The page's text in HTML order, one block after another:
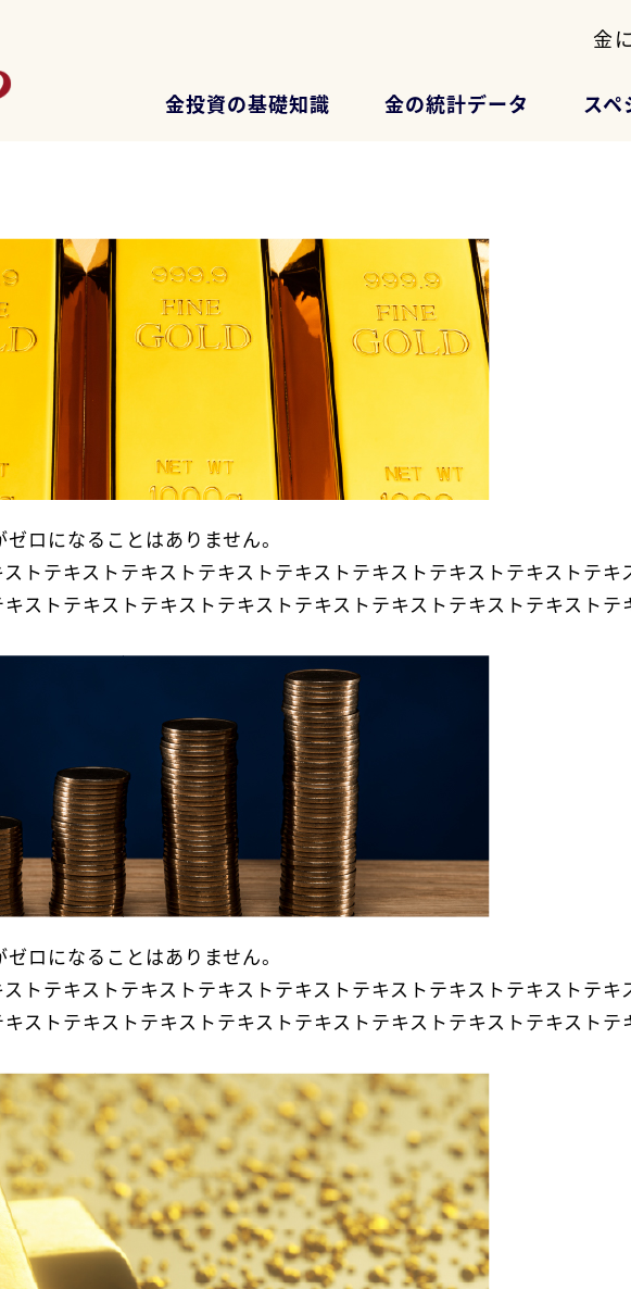
金
金投資の基礎知識 金の統計データ スペ
ロになることはありません。
トテキストテキストテキストテキストテキストテキストテキストテ
ストテキストテキストテキストテキストテキストテキストテキスト
ロになることはありません。
トテキストテキストテキストテキストテキストテキストテキストテ
ストテキストテキストテキストテキストテキストテキストテキスト